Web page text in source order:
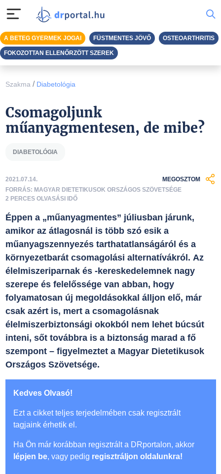
Szakma / Diabetológia
Csomagoljunk
műanyagmentesen, de mibe?
DIABETOLÓGIA
2021.07.14.
FORRÁS: MAGYAR DIETETIKUSOK ORSZÁGOS SZÖVETSÉGE
2 PERCES OLVASÁSI IDŐ
MEGOSZTOM
Éppen a „műanyagmentes” júliusban járunk,
amikor az átlagosnál is több szó esik a
műanyagszennyezés tarthatatlanságáról és a
környezetbarát csomagolási alternatívákról. Az
élelmiszeriparnak és -kereskedelemnek nagy
szerepe és felelőssége van abban, hogy
folyamatosan új megoldásokkal álljon elő, már
csak azért is, mert a csomagolásnak
élelmiszerbiztonsági okokból nem lehet búcsút
inteni, sőt továbbra is a biztonság marad a fő
szempont – figyelmeztet a Magyar Dietetikusok
Országos Szövetsége.
Kedves Olvasó!
Ezt a cikket teljes terjedelmében csak regisztrált
tagjaink érhetik el.
Ha Ön már korábban regisztrált a DRportalon, akkor
lépjen be, vagy pedig regisztráljon oldalunkra!
A BETEG GYERMEK JOGAI FÜSTMENTES JÖVŐ OSTEOARTHRITIS
FOKOZOTTAN ELLENŐRZÖTT SZEREK